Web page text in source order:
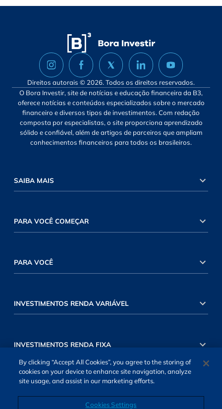
Direitos autorais © 2026. Todos os direitos reservados.
O Bora Investir, site de notícias e educação financeira da B3,
oferece notícias e conteúdos especializados sobre o mercado
financeiro e diversos tipos de investimentos. Com redação
composta por especialistas, o site proporciona aprendizado
sólido e confiável, além de artigos de parceiros que ampliam
conhecimentos financeiros para todos os brasileiros.
SAIBA MAIS
PARA VOCÊ COMEÇAR
PARA VOCÊ
INVESTIMENTOS RENDA VARIÁVEL
INVESTIMENTOS RENDA FIXA
By clicking “Accept All Cookies”, you agree to the storing of
cookies on your device to enhance site navigation, analyze
site usage, and assist in our marketing efforts.
Cookies Settings